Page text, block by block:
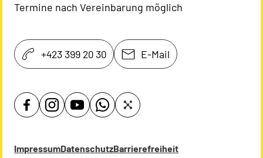
Termine nach Vereinbarung möglich
+423 399 20 30 E-Mail
ImpressumDatenschutzBarrierefreiheit